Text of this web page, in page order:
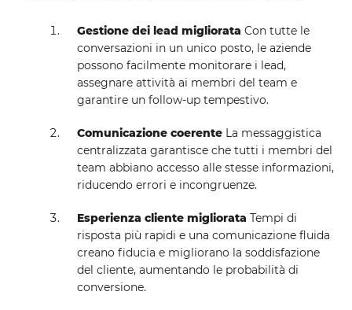
Gestione dei lead migliorata Con tutte le
conversazioni in un unico posto, le aziende
possono facilmente monitorare i lead,
assegnare attività ai membri del team e
garantire un follow-up tempestivo.
Comunicazione coerente La messaggistica
centralizzata garantisce che tutti i membri del
team abbiano accesso alle stesse informazioni,
riducendo errori e incongruenze.
Esperienza cliente migliorata Tempi di
risposta più rapidi e una comunicazione fluida
creano fiducia e migliorano la soddisfazione
del cliente, aumentando le probabilità di
conversione.